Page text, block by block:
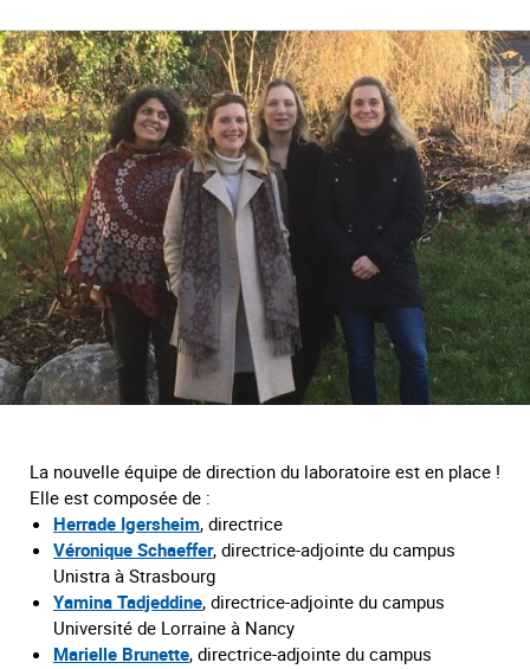
La nouvelle équipe de direction du laboratoire est en place !
Elle est composée de :
Herrade Igersheim, directrice
Véronique Schaeffer, directrice-adjointe du campus
Unistra à Strasbourg
Yamina Tadjeddine, directrice-adjointe du campus
Université de Lorraine à Nancy
Marielle Brunette, directrice-adjointe du campus